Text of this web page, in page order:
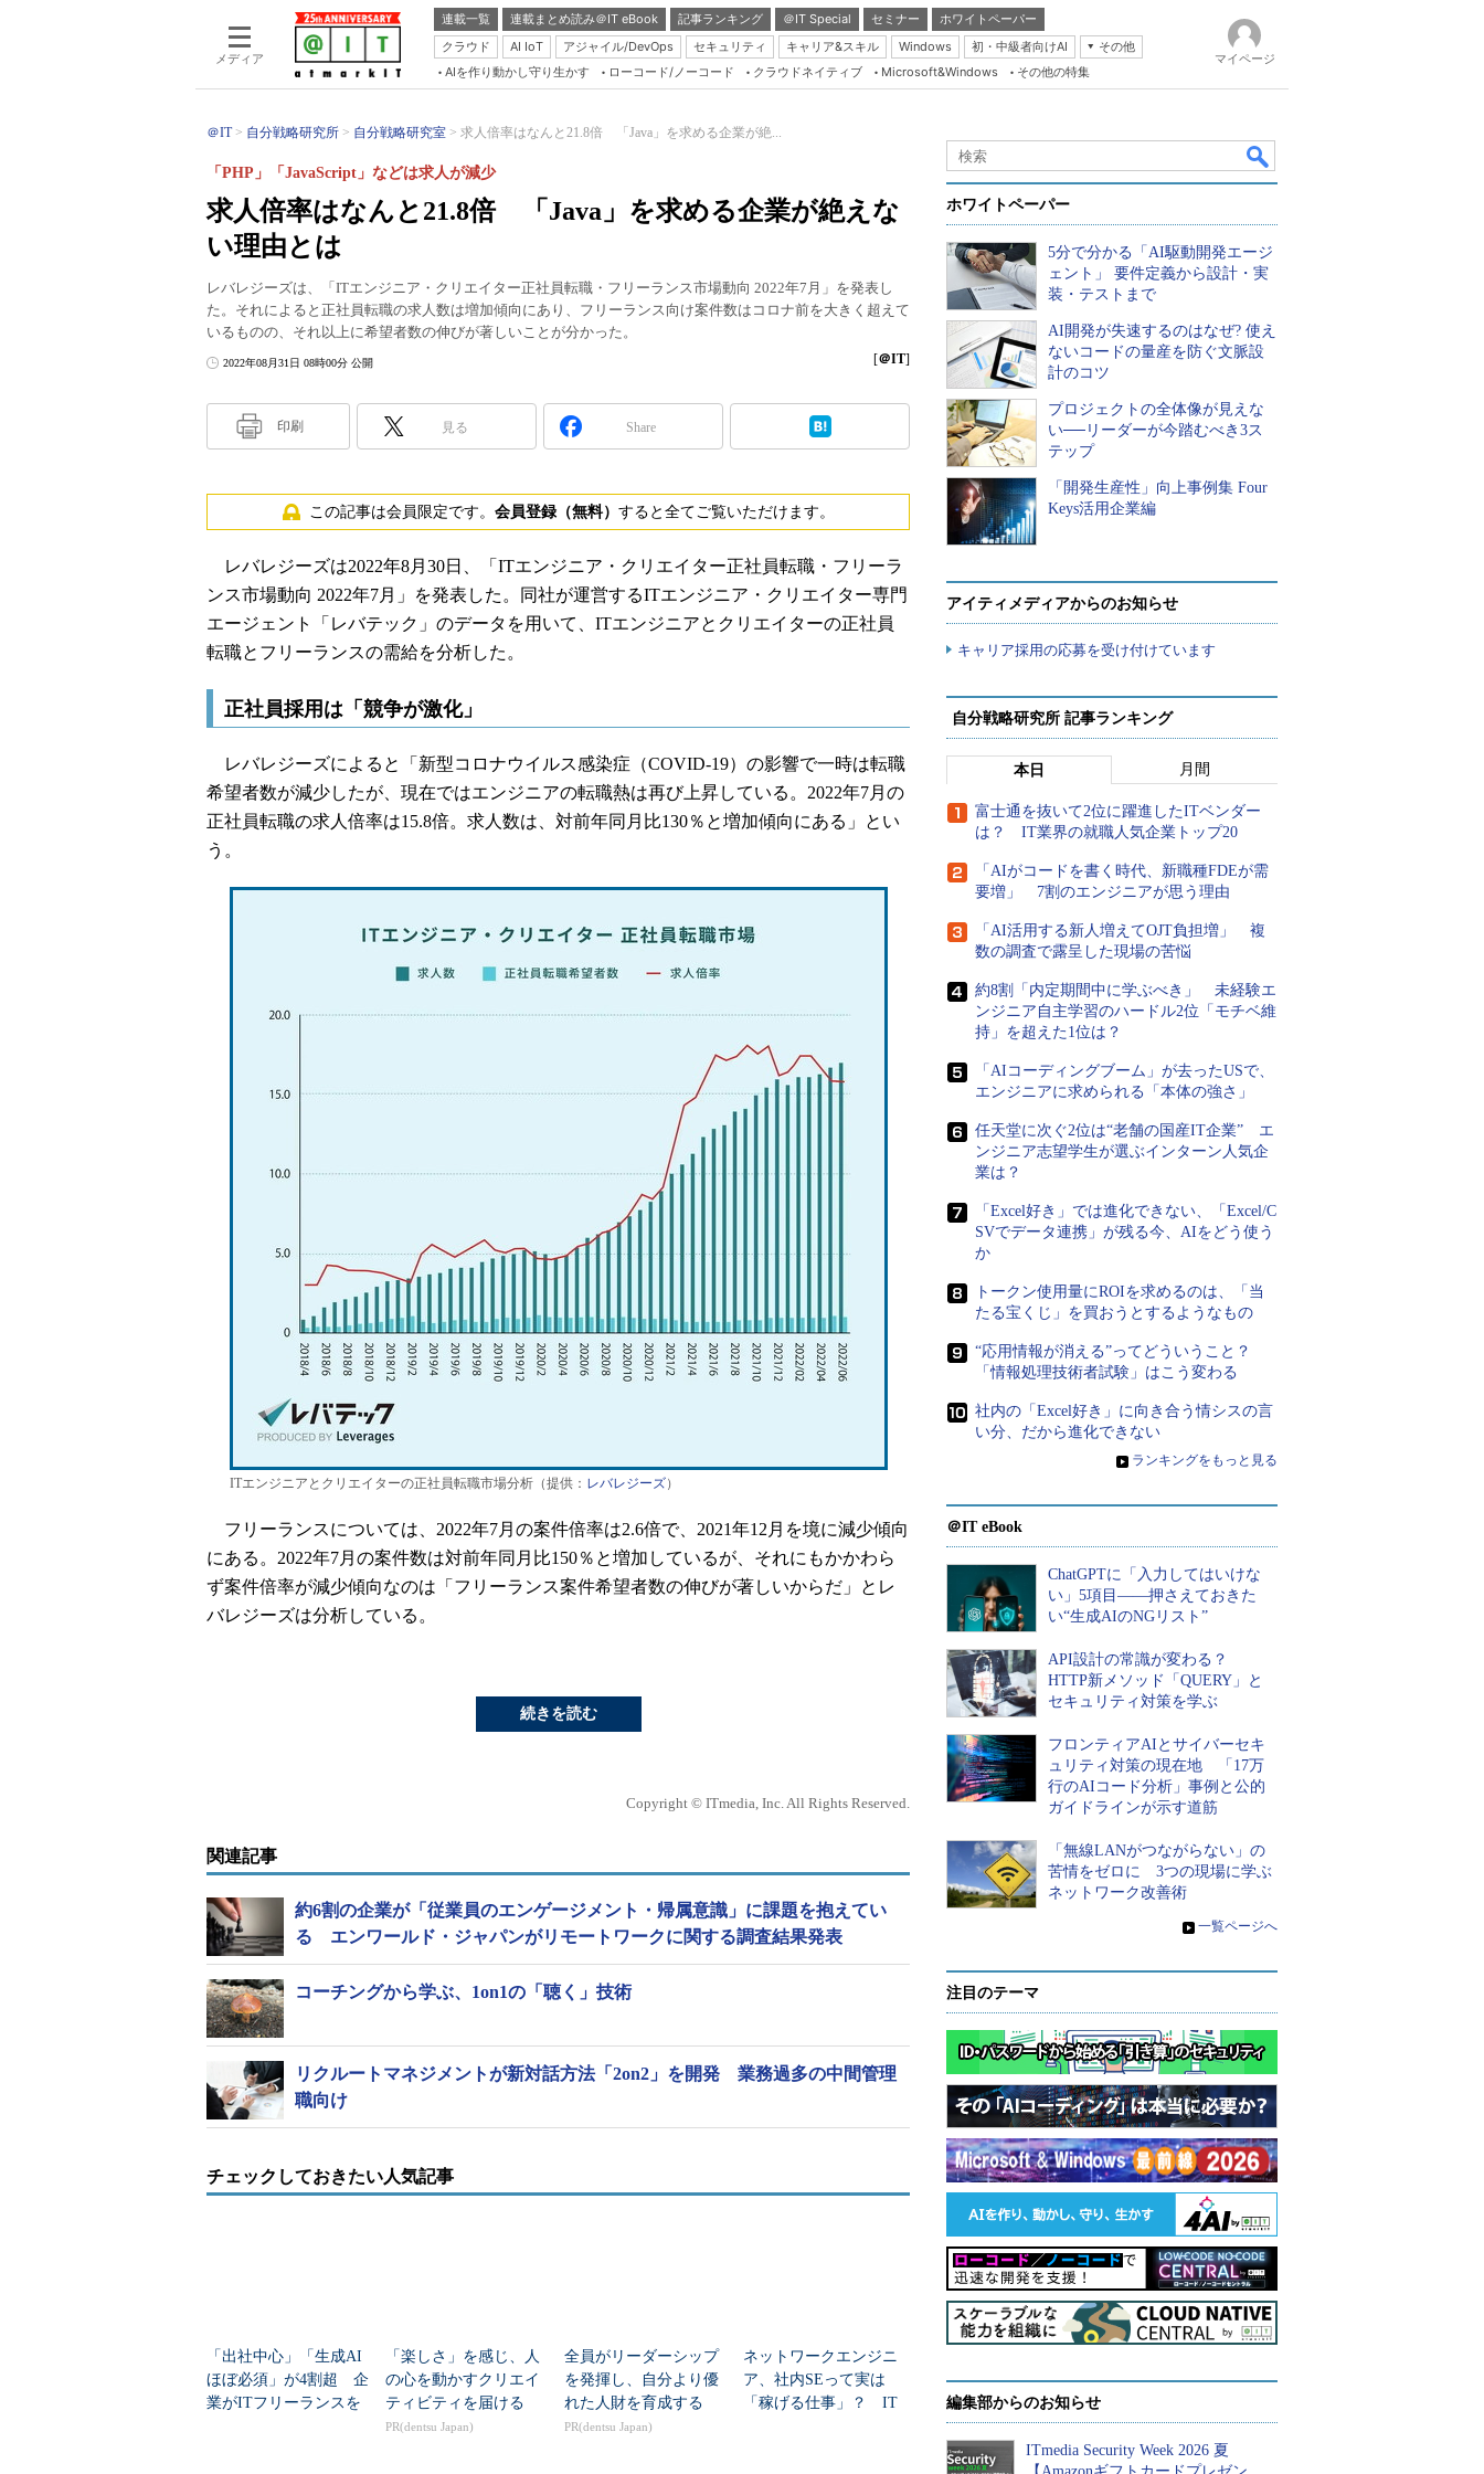
メディア
連載一覧 連載まとめ読み＠IT eBook 記事ランキング ＠IT Special セミナー
ホワイトペーパー
クラウド
AI IoT アジャイル/DevOps セキュリティ キャリア&スキル Windows 初・中級者向けAI
その他
Server & Storage
Java Agile
Database Expert
Linux ＆ OSS
Master of IP Network
Security & Trust
Test & Tools
AIを作り動かし守り生かす ローコード/ノーコード クラウドネイティブ Microsoft&Windows その他の特集
マイページ
＠IT 自分戦略研究所 自分戦略研究室 求人倍率はなんと21.8倍 「Java」を求める企業が絶...
求人倍率はなんと21.8倍 「Java」を求める企業が絶えな
い理由とは
「PHP」「JavaScript」などは求人が減少
レバレジーズは、「ITエンジニア・クリエイター正社員転職・フリーランス市場動向 2022年7月」を発表し
た。それによると正社員転職の求人数は増加傾向にあり、フリーランス向け案件数はコロナ前を大きく超えて
いるものの、それ以上に希望者数の伸びが著しいことが分かった。
2022年08月31日 08時00分 公開 [＠IT]
印刷 見る Share
この記事は会員限定です。 会員登録（無料） すると全てご覧いただけます。
レバレジーズは2022年8月30日、「ITエンジニア・クリエイター正社員転職・フリーラ
ンス市場動向 2022年7月」を発表した。同社が運営するITエンジニア・クリエイター専門
エージェント「レバテック」のデータを用いて、ITエンジニアとクリエイターの正社員
転職とフリーランスの需給を分析した。
正社員採用は「競争が激化」
レバレジーズによると「新型コロナウイルス感染症（COVID-19）の影響で一時は転職
希望者数が減少したが、現在ではエンジニアの転職熱は再び上昇している。2022年7月の
正社員転職の求人倍率は15.8倍。求人数は、対前年同月比130％と増加傾向にある」とい
う。
ITエンジニアとクリエイターの正社員転職市場分析（提供： レバレジーズ）
フリーランスについては、2022年7月の案件倍率は2.6倍で、2021年12月を境に減少傾向
にある。2022年7月の案件数は対前年同月比150％と増加しているが、それにもかかわら
ず案件倍率が減少傾向なのは「フリーランス案件希望者数の伸びが著しいからだ」とレ
バレジーズは分析している。
続きを読む
Copyright © ITmedia, Inc. All Rights Reserved.
関連記事
約6割の企業が「従業員のエンゲージメント・帰属意識」に課題を抱えてい
る エンワールド・ジャパンがリモートワークに関する調査結果発表
コーチングから学ぶ、1on1の「聴く」技術
リクルートマネジメントが新対話方法「2on2」を開発 業務過多の中間管理
職向け
チェックしておきたい人気記事
「出社中心」「生成AI
ほぼ必須」が4割超 企
業がITフリーランスを
「楽しさ」を感じ、人
の心を動かすクリエイ
ティビティを届ける
PR(dentsu Japan)
全員がリーダーシップ
を発揮し、自分より優
れた人財を育成する
PR(dentsu Japan)
ネットワークエンジニ
ア、社内SEって実は
「稼げる仕事」？ IT
ホワイトペーパー
5分で分かる「AI駆動開発エージ
ェント」 要件定義から設計・実
装・テストまで
AI開発が失速するのはなぜ? 使え
ないコードの量産を防ぐ文脈設
計のコツ
プロジェクトの全体像が見えな
い──リーダーが今踏むべき3ス
テップ
「開発生産性」向上事例集 Four
Keys活用企業編
アイティメディアからのお知らせ
キャリア採用の応募を受け付けています
自分戦略研究所 記事ランキング
本日 月間
富士通を抜いて2位に躍進したITベンダー
は？ IT業界の就職人気企業トップ20
「AIがコードを書く時代、新職種FDEが需
要増」 7割のエンジニアが思う理由
「AI活用する新人増えてOJT負担増」 複
数の調査で露呈した現場の苦悩
約8割「内定期間中に学ぶべき」 未経験エ
ンジニア自主学習のハードル2位「モチベ維
持」を超えた1位は？
「AIコーディングブーム」が去ったUSで、
エンジニアに求められる「本体の強さ」
任天堂に次ぐ2位は“老舗の国産IT企業” エ
ンジニア志望学生が選ぶインターン人気企
業は？
「Excel好き」では進化できない、「Excel/C
SVでデータ連携」が残る今、AIをどう使う
か
トークン使用量にROIを求めるのは、「当
たる宝くじ」を買おうとするようなもの
“応用情報が消える”ってどういうこと？
「情報処理技術者試験」はこう変わる
社内の「Excel好き」に向き合う情シスの言
い分、だから進化できない
» ランキングをもっと見る
＠IT eBook
ChatGPTに「入力してはいけな
い」5項目――押さえておきた
い“生成AIのNGリスト”
API設計の常識が変わる？
HTTP新メソッド「QUERY」と
セキュリティ対策を学ぶ
フロンティアAIとサイバーセキ
ュリティ対策の現在地 「17万
行のAIコード分析」事例と公的
ガイドラインが示す道筋
「無線LANがつながらない」の
苦情をゼロに 3つの現場に学ぶ
ネットワーク改善術
» 一覧ページへ
注目のテーマ
編集部からのお知らせ
ITmedia Security Week 2026 夏